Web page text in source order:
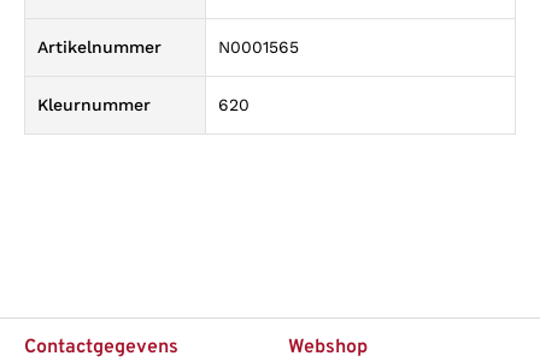
Artikelnummer N0001565
Kleurnummer 620
Contactgegevens Webshop